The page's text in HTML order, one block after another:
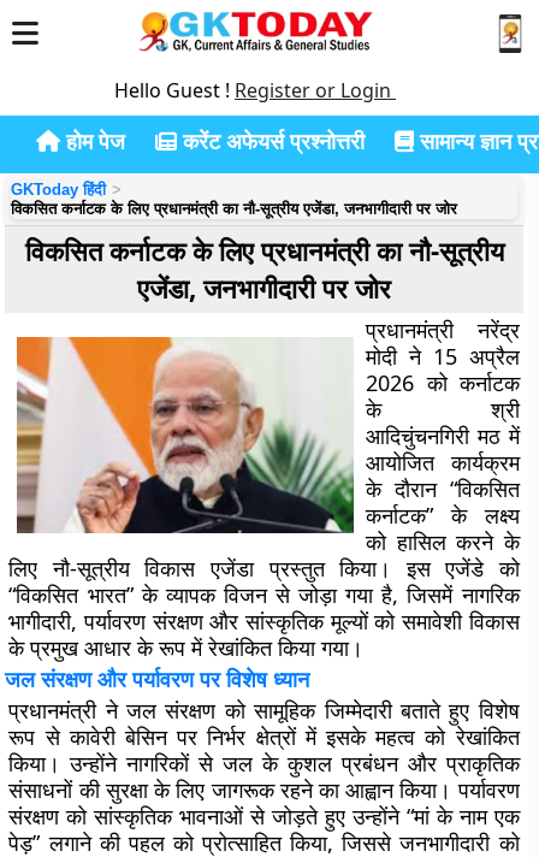
Hello Guest ! Register or Login
होम पेज करेंट अफेयर्स प्रश्नोत्तरी सामान्य ज्ञान
GKToday हिंदी
विकसित कर्नाटक के लिए प्रधानमंत्री का नौ-सूत्रीय एजेंडा, जनभागीदारी पर जोर
विकसित कर्नाटक के लिए प्रधानमंत्री का नौ-सूत्रीय
एजेंडा, जनभागीदारी पर जोर
प्रधानमंत्री नरेंद्र
मोदी ने 15 अप्रैल
2026 को कर्नाटक
के श्री
आदिचुंचनगिरी मठ में
आयोजित कार्यक्रम
के दौरान “विकसित
कर्नाटक” के लक्ष्य
को हासिल करने के
लिए नौ-सूत्रीय विकास एजेंडा प्रस्तुत किया। इस एजेंडे को
“विकसित भारत” के व्यापक विजन से जोड़ा गया है, जिसमें नागरिक
भागीदारी, पर्यावरण संरक्षण और सांस्कृतिक मूल्यों को समावेशी विकास
के प्रमुख आधार के रूप में रेखांकित किया गया।
जल संरक्षण और पर्यावरण पर विशेष ध्यान
प्रधानमंत्री ने जल संरक्षण को सामूहिक जिम्मेदारी बताते हुए विशेष
रूप से कावेरी बेसिन पर निर्भर क्षेत्रों में इसके महत्व को रेखांकित
किया। उन्होंने नागरिकों से जल के कुशल प्रबंधन और प्राकृतिक
संसाधनों की सुरक्षा के लिए जागरूक रहने का आह्वान किया। पर्यावरण
संरक्षण को सांस्कृतिक भावनाओं से जोड़ते हुए उन्होंने “मां के नाम एक
पेड़” लगाने की पहल को प्रोत्साहित किया, जिससे जनभागीदारी को